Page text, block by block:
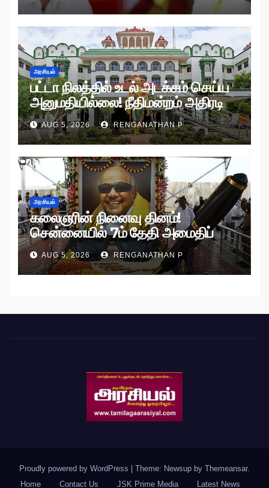
அரசியல்
பட்டா நிலத்தில் உடல் அடக்கம் செய்ய
அனுமதியில்லை! நீதிமன்றம் அதிரடி
உத்தரவு!
AUG 5, 2026 RENGANATHAN P
அரசியல்
கலைஞரின் நினைவு தினம்!
சென்னையில் 7ம் தேதி அமைதிப்
பேரணி!
AUG 5, 2026 RENGANATHAN P
Proudly powered by WordPress | Theme: Newsup by Themeansar.
Home
Contact Us JSK Prime Media Latest News